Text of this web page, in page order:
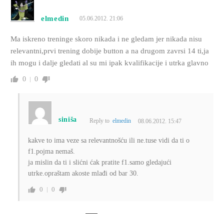
elmedin 05.06.2012. 21:06
Ma iskreno treninge skoro nikada i ne gledam jer nikada nisu
relevantni,prvi trening dobije button a na drugom zavrsi 14 ti,ja
ih mogu i dalje gledati al su mi ipak kvalifikacije i utrka glavno
0 0
siniša Reply toelmedin 08.06.2012. 15:47
kakve to ima veze sa relevantnošću ili ne.tuse vidi da ti o
f1.pojma nemaš.
ja mislin da ti i slićni ćak pratite f1.samo gledajući
utrke.opraštam akoste mlađi od bar 30.
0 0